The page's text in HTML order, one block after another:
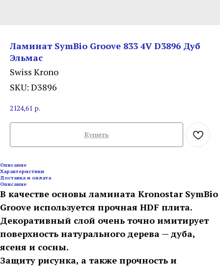
Ламинат SymBio Groove 833 4V D3896 Дуб
Эльмас
Swiss Krono
SKU: D3896
2124,61 р.
Купить
Описание
Характеристики
Доставка и оплата
Описание
В качестве основы ламината Kronostar SymBio
Groove используется прочная HDF плита.
Декоративный слой очень точно имитирует
поверхность натурального дерева — дуба,
ясеня и сосны.
Защиту рисунка, а также прочность и